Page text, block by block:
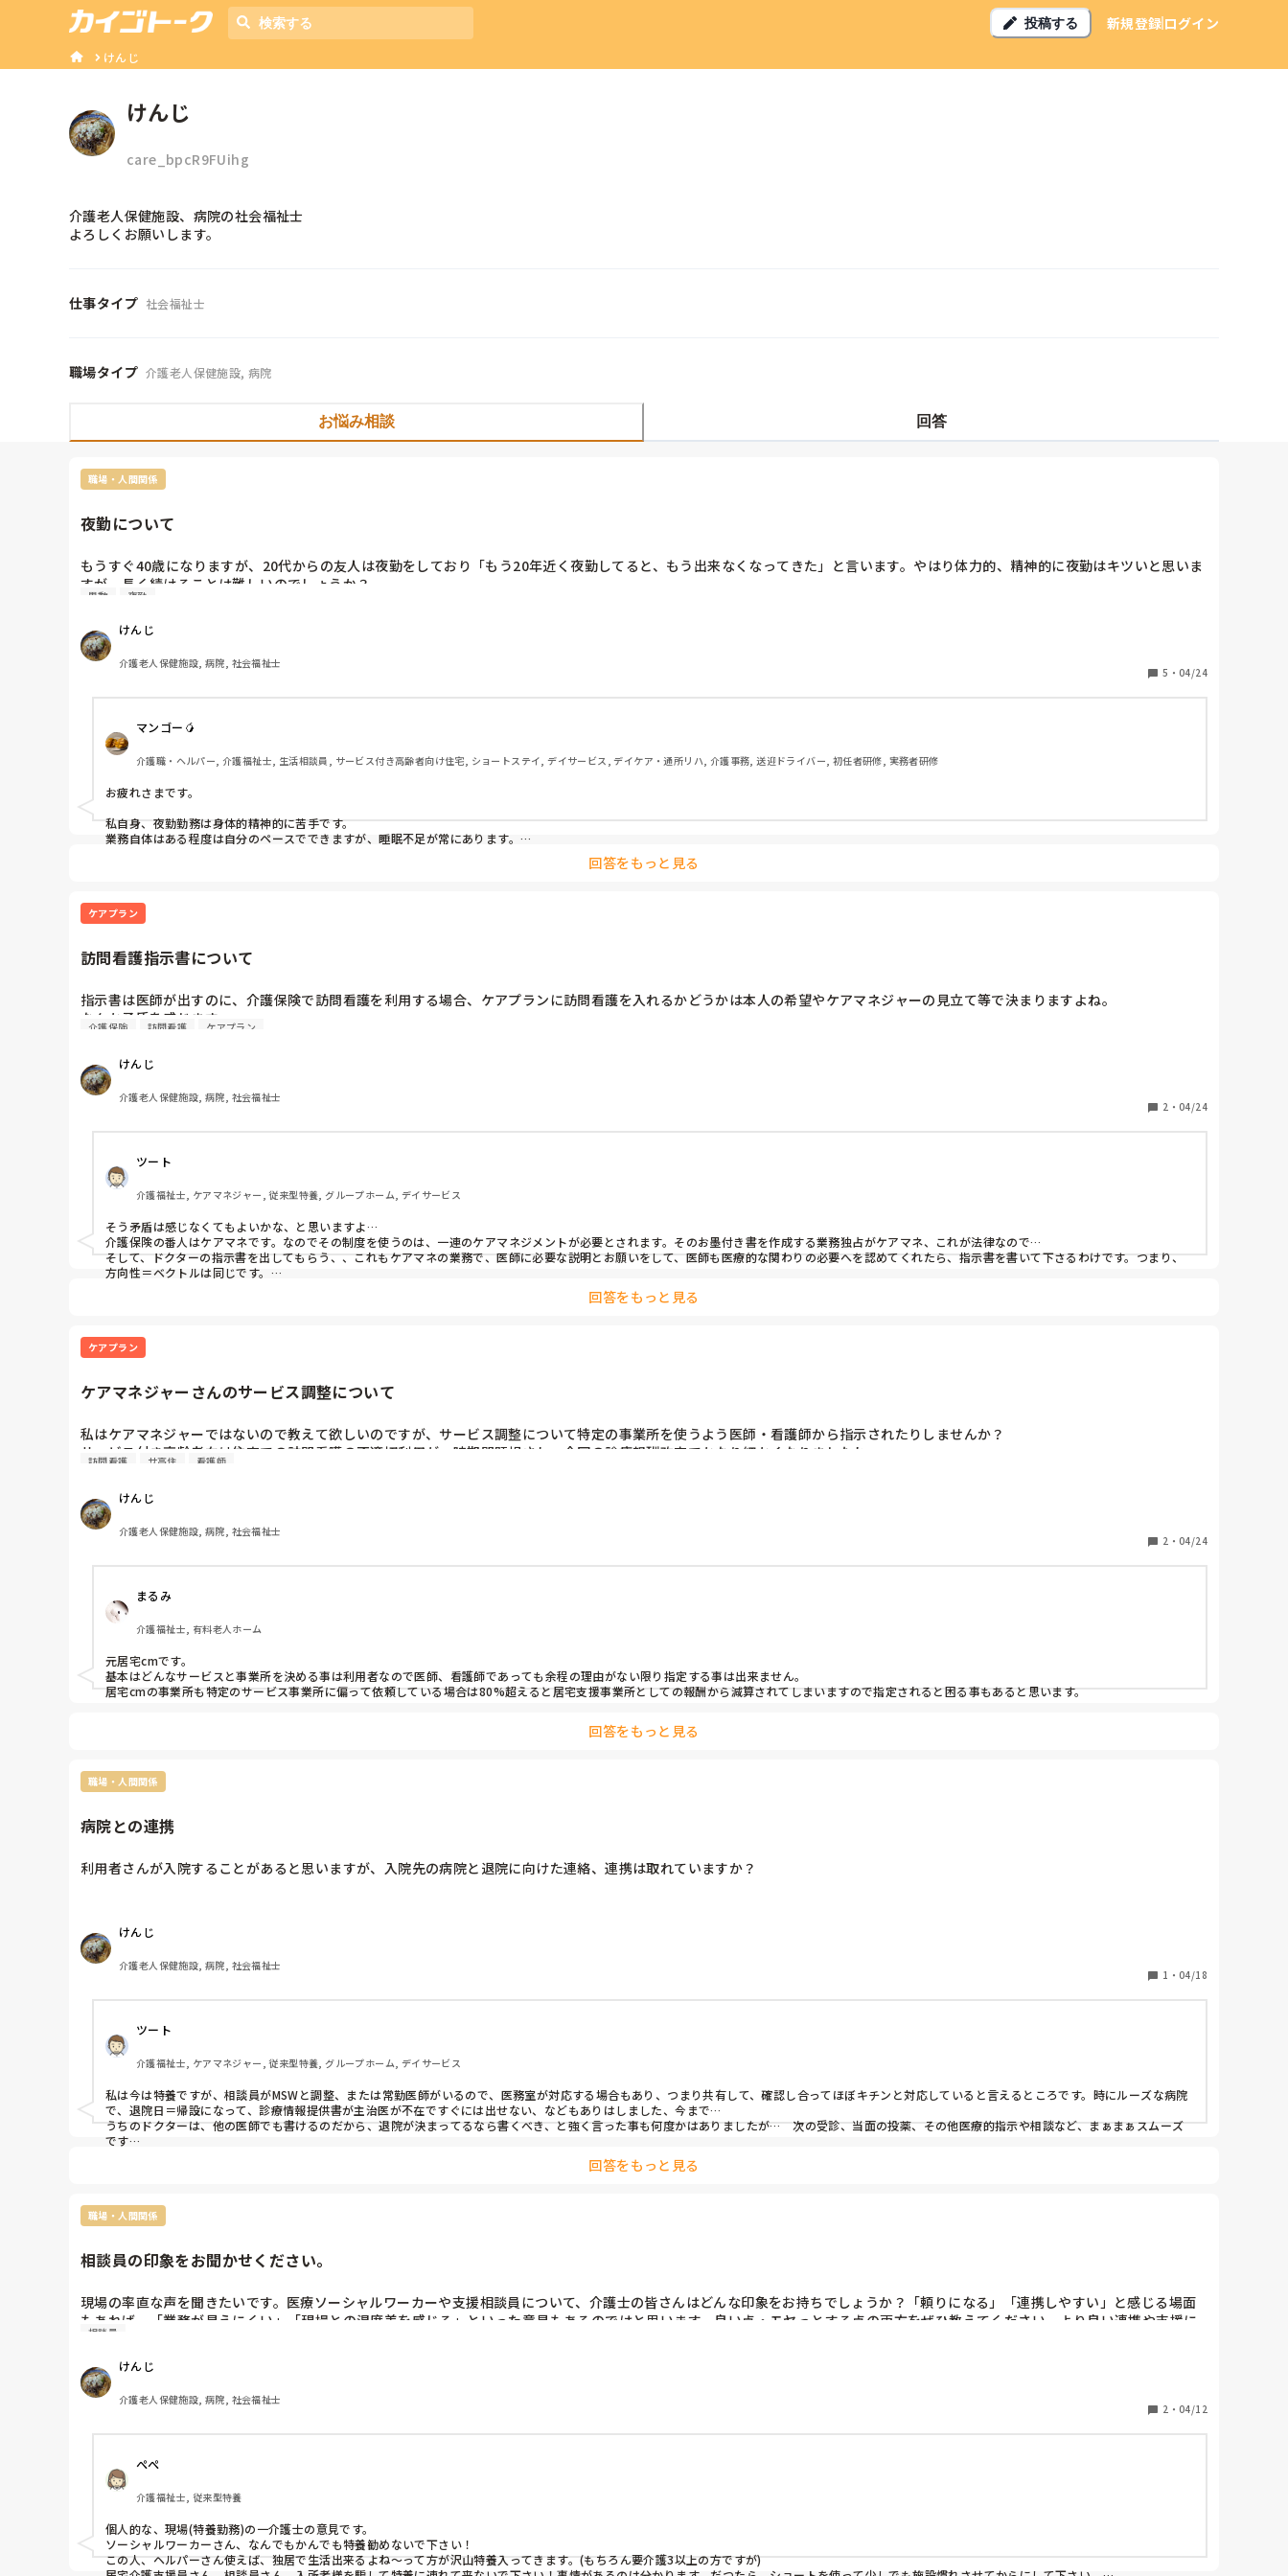
投稿する 新規登録ログイン
けんじ
けんじ
care_bpcR9FUihg
介護老人保健施設、病院の社会福祉士
よろしくお願いします。
仕事タイプ 社会福祉士
職場タイプ 介護老人保健施設, 病院
お悩み相談 回答
職場・人間関係
夜勤について
もうすぐ40歳になりますが、20代からの友人は夜勤をしており「もう20年近く夜勤してると、もう出来なくなってきた」と言います。やはり体力的、精神的に夜勤はキツいと思いま
すが、長く続けることは難しいのでしょうか？
異動 夜勤
けんじ
介護老人保健施設, 病院, 社会福祉士
5 ・ 04/24
マンゴー🥭
介護職・ヘルパー, 介護福祉士, 生活相談員, サービス付き高齢者向け住宅, ショートステイ, デイサービス, デイケア・通所リハ, 介護事務, 送迎ドライバー, 初任者研修, 実務者研修
お疲れさまです。
私自身、夜勤勤務は身体的精神的に苦手です。
業務自体はある程度は自分のペースでできますが、睡眠不足が常にあります。
夜勤者に聞くと夜型人間、ショートスリーパー、など向いているからと言う夜勤者もいます。
回答をもっと見る
ケアプラン
訪問看護指示書について
指示書は医師が出すのに、介護保険で訪問看護を利用する場合、ケアプランに訪問看護を入れるかどうかは本人の希望やケアマネジャーの見立て等で決まりますよね。
なんか矛盾を感じます。
介護保険 訪問看護 ケアプラン
けんじ
介護老人保健施設, 病院, 社会福祉士
2 ・ 04/24
ツート
介護福祉士, ケアマネジャー, 従来型特養, グループホーム, デイサービス
そう矛盾は感じなくてもよいかな、と思いますよ…
介護保険の番人はケアマネです。なのでその制度を使うのは、一連のケアマネジメントが必要とされます。そのお墨付き書を作成する業務独占がケアマネ、これが法律なので…
そして、ドクターの指示書を出してもらう、、これもケアマネの業務で、医師に必要な説明とお願いをして、医師も医療的な関わりの必要へを認めてくれたら、指示書を書いて下さるわけです。つまり、
方向性＝ベクトルは同じです。
当然、ケアマネがそのつもりで依頼しても了承されないケース、また逆に医師はOKでも、ケアマネがまだ不要、または他のサービス利用が望ましいなどのアセスメント結果で、プランには載せないケース
しかし、何にでも例外はつきものですが、これは長くなりますから、指が疲れるので打てません…
回答をもっと見る
ケアプラン
ケアマネジャーさんのサービス調整について
私はケアマネジャーではないので教えて欲しいのですが、サービス調整について特定の事業所を使うよう医師・看護師から指示されたりしませんか？
サービス付き高齢者向け住宅での訪問看護の不適切利用が一時期問題視され、今回の診療報酬改定でかなり細かくなりましたね。
訪問看護 サ高住 看護師
けんじ
介護老人保健施設, 病院, 社会福祉士
2 ・ 04/24
まるみ
介護福祉士, 有料老人ホーム
元居宅cmです。
基本はどんなサービスと事業所を決める事は利用者なので医師、看護師であっても余程の理由がない限り指定する事は出来ません。
居宅cmの事業所も特定のサービス事業所に偏って依頼している場合は80%超えると居宅支援事業所としての報酬から減算されてしまいますので指定されると困る事もあると思います。
回答をもっと見る
職場・人間関係
病院との連携
利用者さんが入院することがあると思いますが、入院先の病院と退院に向けた連絡、連携は取れていますか？
けんじ
介護老人保健施設, 病院, 社会福祉士
1 ・ 04/18
ツート
介護福祉士, ケアマネジャー, 従来型特養, グループホーム, デイサービス
私は今は特養ですが、相談員がMSWと調整、または常勤医師がいるので、医務室が対応する場合もあり、つまり共有して、確認し合ってほぼキチンと対応していると言えるところです。時にルーズな病院
で、退院日＝帰設になって、診療情報提供書が主治医が不在ですぐには出せない、などもありはしました、今まで…
うちのドクターは、他の医師でも書けるのだから、退院が決まってるなら書くべき、と強く言った事も何度かはありましたが…　次の受診、当面の投薬、その他医療的指示や相談など、まぁまぁスムーズ
です…
回答をもっと見る
職場・人間関係
相談員の印象をお聞かせください。
現場の率直な声を聞きたいです。医療ソーシャルワーカーや支援相談員について、介護士の皆さんはどんな印象をお持ちでしょうか？「頼りになる」「連携しやすい」と感じる場面
もあれば、「業務が見えにくい」「現場との温度差を感じる」といった意見もあるのではと思います。良い点・モヤっとする点の両方をぜひ教えてください。より良い連携や支援に
相談員
けんじ
介護老人保健施設, 病院, 社会福祉士
2 ・ 04/12
ぺぺ
介護福祉士, 従来型特養
個人的な、現場(特養勤務)の一介護士の意見です。
ソーシャルワーカーさん、なんでもかんでも特養勧めないで下さい！
この人、ヘルパーさん使えば、独居で生活出来るよね～って方が沢山特養入ってきます。(もちろん要介護3以上の方ですが)